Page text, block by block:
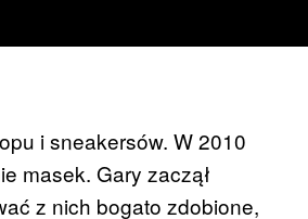
i sneakersów. W 2010
masek. Gary zaczął
z nich bogato zdobione,